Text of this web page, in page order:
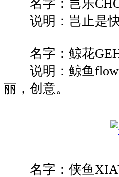
名字：岂乐
说明：岂止是快
名字：鲸花
说明：鲸鱼
丽，创意。
名字：侠鱼